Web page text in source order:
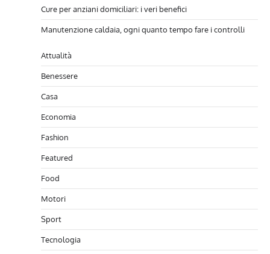
Cure per anziani domiciliari: i veri benefici
Manutenzione caldaia, ogni quanto tempo fare i controlli
Attualità
Benessere
Casa
Economia
Fashion
Featured
Food
Motori
Sport
Tecnologia